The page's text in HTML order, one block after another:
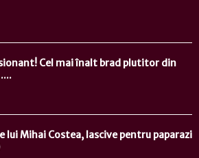
Cel mai înalt brad plutitor din
lui Mihai Costea, lascive pentru paparazi